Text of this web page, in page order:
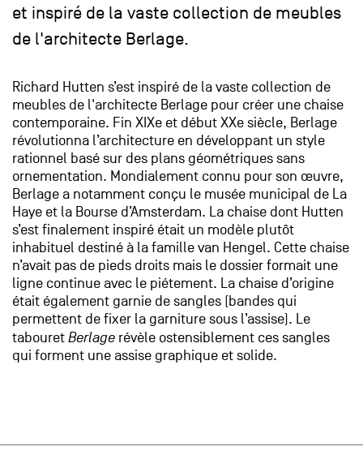
et inspiré de la vaste collection de meubles
de l'architecte Berlage.
Richard Hutten s’est inspiré de la vaste collection de
meubles de l'architecte Berlage pour créer une chaise
contemporaine. Fin XIXe et début XXe siècle, Berlage
révolutionna l’architecture en développant un style
rationnel basé sur des plans géométriques sans
ornementation. Mondialement connu pour son œuvre,
Berlage a notamment conçu le musée municipal de La
Haye et la Bourse d’Amsterdam. La chaise dont Hutten
s’est finalement inspiré était un modèle plutôt
inhabituel destiné à la famille van Hengel. Cette chaise
n’avait pas de pieds droits mais le dossier formait une
ligne continue avec le piétement. La chaise d’origine
était également garnie de sangles (bandes qui
permettent de fixer la garniture sous l’assise). Le
tabouret Berlage révèle ostensiblement ces sangles
qui forment une assise graphique et solide.